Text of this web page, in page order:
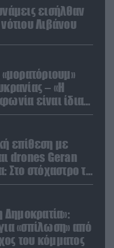
εισήλθαν
Λιβάνου
– «Η
είναι ίδια
ΝΑΤΟ» (upd)
επίθεση με
drones Geran
Στο στόχαστρο το
Flamingo
Δημοκρατία»:
«σπίλωση» από
του κόμματος